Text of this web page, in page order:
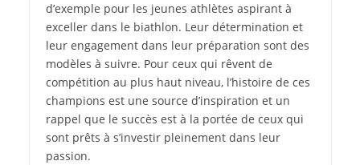
d’exemple pour les jeunes athlètes aspirant à
exceller dans le biathlon. Leur détermination et
leur engagement dans leur préparation sont des
modèles à suivre. Pour ceux qui rêvent de
compétition au plus haut niveau, l’histoire de ces
champions est une source d’inspiration et un
rappel que le succès est à la portée de ceux qui
sont prêts à s’investir pleinement dans leur
passion.